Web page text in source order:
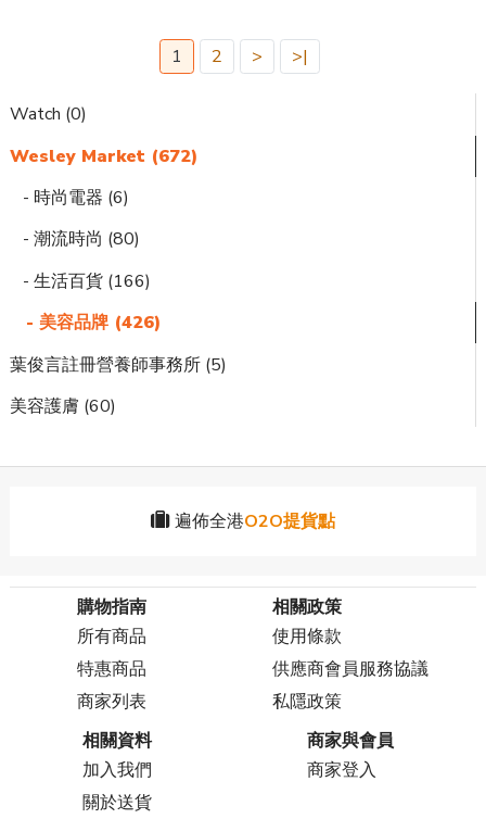
1 2 > >|
Watch (0)
Wesley Market (672)
- 時尚電器 (6)
- 潮流時尚 (80)
- 生活百貨 (166)
- 美容品牌 (426)
葉俊言註冊營養師事務所 (5)
美容護膚 (60)
遍佈全港O2O提貨點
購物指南
所有商品
特惠商品
商家列表
相關政策
使用條款
供應商會員服務協議
私隱政策
相關資料
加入我們
關於送貨
商家與會員
商家登入